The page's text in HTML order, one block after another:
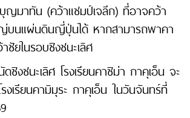
มาทัน (คว้าแชมป์เจลีก) ที่อาจคว้า
บนแผ่นดินญี่ปุ่นได้ หากสามารถพาคา
ยในรอบชิงชนะเลิศ
ชิงชนะเลิศ โรงเรียนคาชิม่า กาคุเอ็น จะ
เรียนคามิมุระ กาคุเอ็น ในวันจันทร์ที่